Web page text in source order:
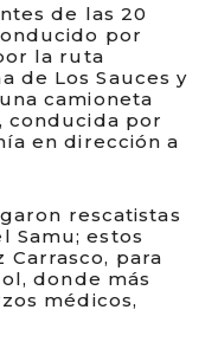
de las 20
por
la ruta
de Los Sauces y
camioneta
conducida por
en dirección a
rescatistas
Samu; estos
Carrasco, para
donde más
médicos,